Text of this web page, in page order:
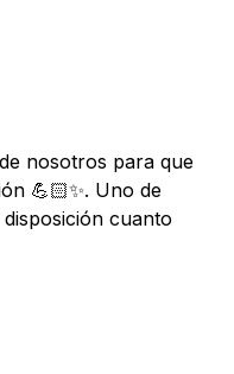
nosotros para que
💪🏻✨. Uno de
cuanto